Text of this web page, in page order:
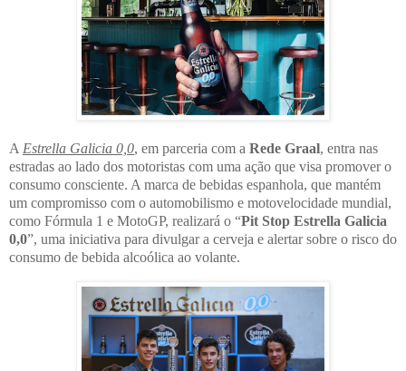
A Estrella Galicia 0,0, em parceria com a Rede Graal, entra nas
estradas ao lado dos motoristas com uma ação que visa promover o
consumo consciente. A marca de bebidas espanhola, que mantém
um compromisso com o automobilismo e motovelocidade mundial,
como Fórmula 1 e MotoGP, realizará o “Pit Stop Estrella Galicia
0,0”, uma iniciativa para divulgar a cerveja e alertar sobre o risco do
consumo de bebida alcoólica ao volante.